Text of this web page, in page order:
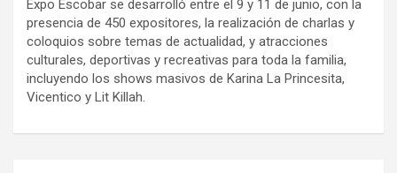
Expo Escobar se desarrolló entre el 9 y 11 de junio, con la
presencia de 450 expositores, la realización de charlas y
coloquios sobre temas de actualidad, y atracciones
culturales, deportivas y recreativas para toda la familia,
incluyendo los shows masivos de Karina La Princesita,
Vicentico y Lit Killah.